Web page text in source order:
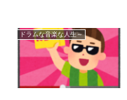
ドラムな音楽な人生～